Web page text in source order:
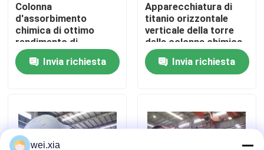
Contattaci
Notizie
Autoclave di AAC
Colonna
d'assorbimento
chimica di ottimo
rendimento di
purificazione del gas
di scarico della
colonna
Invia richiesta
Apparecchiatura di
titanio orizzontale
verticale della torre
della colonna chimica
di personalizzazione
Invia richiesta
wei.xia